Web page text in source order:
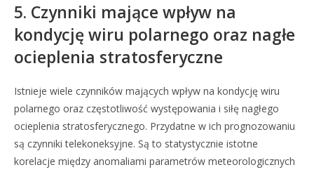
5. Czynniki mające wpływ na
kondycję wiru polarnego oraz nagłe
ocieplenia stratosferyczne
Istnieje wiele czynników mających wpływ na kondycję wiru
polarnego oraz częstotliwość występowania i siłę nagłego
ocieplenia stratosferycznego. Przydatne w ich prognozowaniu
są czynniki telekoneksyjne. Są to statystycznie istotne
korelacje między anomaliami parametrów meteorologicznych